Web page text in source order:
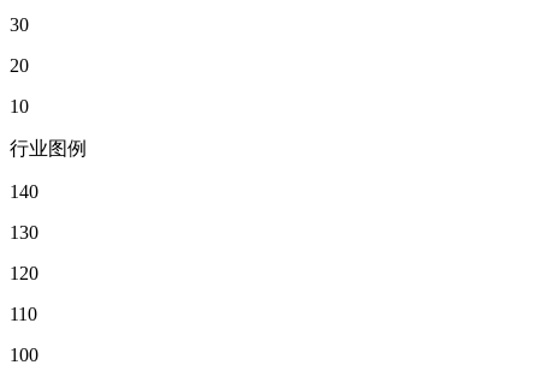
30
20
10
行业图例
140
130
120
110
100